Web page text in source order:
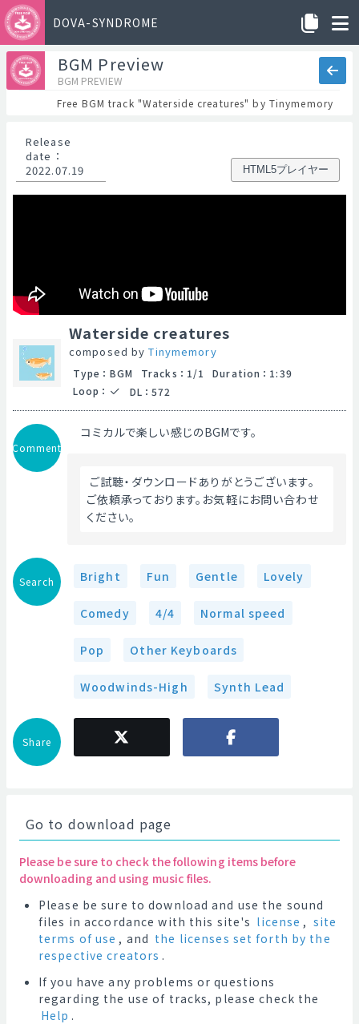
DOVA-SYNDROME
BGM Preview
BGM PREVIEW
Free BGM track "Waterside creatures" by Tinymemory
Release
date ：
2022.07.19
HTML5プレイヤー
Waterside creatures
composed byTinymemory
Type ： BGM Tracks ： 1/1 Duration ： 1:39
Loop ： DL ： 572
Comment
コミカルで楽しい感じのBGMです。
ご試聴・ダウンロードありがとうございます。
ご依頼承っております。お気軽にお問い合わせ
ください。
Search Bright Fun Gentle Lovely
Comedy 4/4 Normal speed
Pop Other Keyboards
Woodwinds-High Synth Lead
Share
Go to download page
Please be sure to check the following items before
downloading and using music files.
Please be sure to download and use the sound
files in accordance with this site's license , site
terms of use , and the licenses set forth by the
respective creators .
If you have any problems or questions
regarding the use of tracks, please check the
Help .